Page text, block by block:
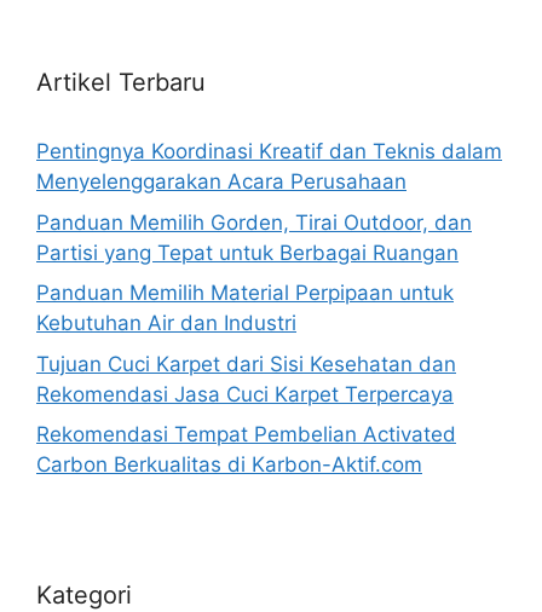
Artikel Terbaru
Pentingnya Koordinasi Kreatif dan Teknis dalam
Menyelenggarakan Acara Perusahaan
Panduan Memilih Gorden, Tirai Outdoor, dan
Partisi yang Tepat untuk Berbagai Ruangan
Panduan Memilih Material Perpipaan untuk
Kebutuhan Air dan Industri
Tujuan Cuci Karpet dari Sisi Kesehatan dan
Rekomendasi Jasa Cuci Karpet Terpercaya
Rekomendasi Tempat Pembelian Activated
Carbon Berkualitas di Karbon-Aktif.com
Kategori